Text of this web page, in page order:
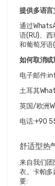
提供多语言
通过
语(RU)、
和葡萄牙语
如何取消
电子邮件
土耳其
英国/欧洲
电话:+90
舒适型热
来自我们团
衣。卡帕
要: